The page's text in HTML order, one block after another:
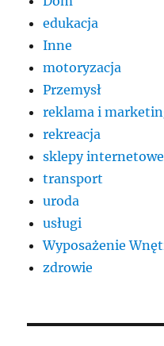
edukacja
Inne
motoryzacja
Przemysł
reklama i
rekreacja
sklepy internetowe
transport
uroda
usługi
Wyposażenie
zdrowie